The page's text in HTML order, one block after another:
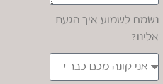
נשמח לשמוע איך הגעת
אלינו?